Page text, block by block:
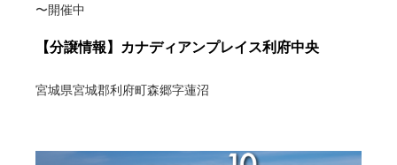
〜開催中
【分譲情報】カナディアンプレイス利府中央
宮城県宮城郡利府町森郷字蓮沼